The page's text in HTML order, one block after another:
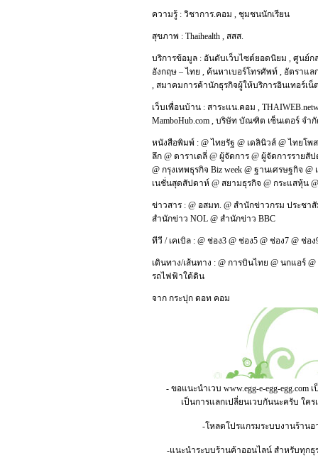
ความรู้ : วิชาการ.คอม , ชุมชนนักเรียน
สุขภาพ : Thaihealth , สสส.
บริการข้อมูล : อันดับเว็บไซต์ยอดนิยม , ศูนย์ก
อังกฤษ – ไทย , ค้นหาเบอร์โทรศัพท์ , อัตราแล
, สมาคมการค้านักธุรกิจผู้ให้บริการอินเทอร์เน็
เว็บเพื่อนบ้าน : สาระแน.คอม ,
MamboHub.com , บริษัท บัณฑิต เซ็นเตอร์ จำ
หนังสือพิมพ์ : @ ไทยรัฐ @ เดลินิวส์ @ ไทยโพ
ลึก @ ดาราเดลี่ @ ผู้จัดการ @ ผู้จัดการรายสั
@ กรุงเทพธุรกิจ Biz week @ ฐานเศรษฐกิจ @
เนชั่นสุดสัปดาห์ @ สยามธุรกิจ @ กระแสหุ้น
ข่าวสาร : @ อสมท. @ สำนักข่าวกรม ประชา
สำนักข่าว NOL @ สำนักข่าว BBC
ทีวี / เคเบิล : @ ช่อง3 @ ช่อง5 @ ช่อง7 @ ช่อง
เดินทาง/เส้นทาง : @ การบินไทย @ นกแอร์ @
รถไฟฟ้าใต้ดิน
จาก กระปุก ดอท คอม
- ขอแนะนำเวบ www.egg-e-egg-egg.comเ
เป็นการแลกเปลี่ยนเวบกันนะครับ ใค
-โหลดโปรแกรมระบบงานร้านอ
-แนะนำระบบร้านค้าออนไลน์ สำหรับทุกธุ